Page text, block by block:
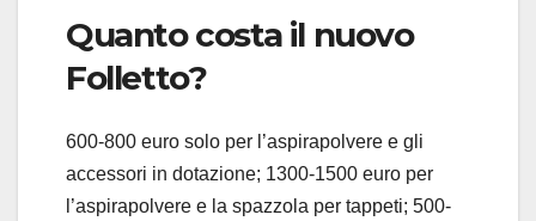
Quanto costa il nuovo
Folletto?
600-800 euro solo per l’aspirapolvere e gli
accessori in dotazione; 1300-1500 euro per
l’aspirapolvere e la spazzola per tappeti; 500-